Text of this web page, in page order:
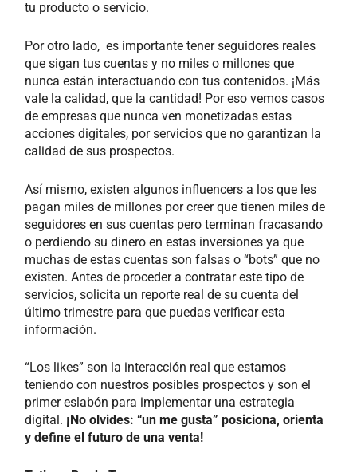
tu producto o servicio.
Por otro lado, es importante tener seguidores reales
que sigan tus cuentas y no miles o millones que
nunca están interactuando con tus contenidos. ¡Más
vale la calidad, que la cantidad! Por eso vemos casos
de empresas que nunca ven monetizadas estas
acciones digitales, por servicios que no garantizan la
calidad de sus prospectos.
Así mismo, existen algunos influencers a los que les
pagan miles de millones por creer que tienen miles de
seguidores en sus cuentas pero terminan fracasando
o perdiendo su dinero en estas inversiones ya que
muchas de estas cuentas son falsas o “bots” que no
existen. Antes de proceder a contratar este tipo de
servicios, solicita un reporte real de su cuenta del
último trimestre para que puedas verificar esta
información.
“Los likes” son la interacción real que estamos
teniendo con nuestros posibles prospectos y son el
primer eslabón para implementar una estrategia
digital. ¡No olvides: “un me gusta” posiciona, orienta
y define el futuro de una venta!